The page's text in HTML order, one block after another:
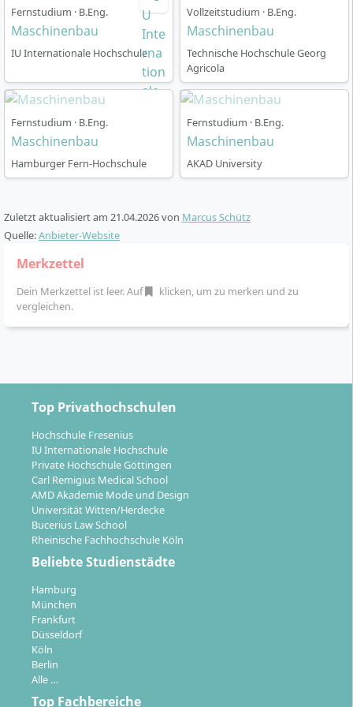
Studium „Campus+“ organisiert. Du lernst abends und
samstags an Präsenzterminen am Hochschulzentrum
sowie in ausgewählten Modulen per digitaler Live-
Vorlesung. Vor jedem Semester entscheidest du
flexibel, ob du weitere Module digital belegen oder
sogar komplett virtuell studieren möchtest.
Regelstudienzeit:
7 Semester (3,5 Jahre), 180
Semesterbeginn:Im März (Sommersemester) und
Lehrzeiten:
Vorlesungen am Abend (werktags)
und/oder samstags, geeignet zur Vereinbarkeit
Optionale Zusatzangebote:
Blockseminare während der Semesterferien,
Spezialisierungen, kostenfreie SmartStart-Module
vor dem 1. Semester.
steht im Mittelpunkt.
Digitale und internationale Elemente:
an Summer Academies internationaler
Partnerhochschulen möglich, Leistungen sind
anrechenbar.
Das Konzept des Studiums ist auf maximale Flexibilität
für Berufstätige ausgelegt. Studiendauer und -umfang
können durch Anrechnung bereits erworbener
Qualifikationen verkürzt werden.
Welche beruflichen Perspektiven eröffnet der
Abschluss?
Fernstudium · B.Eng.
Maschinenbau
IU Internationale Hochschule
Vollzeitstudium · B.Eng.
Maschinenbau
Technische Hochschule Georg
Agricola
Fernstudium · B.Eng.
Maschinenbau
Hamburger Fern-Hochschule
Fernstudium · B.Eng.
Maschinenbau
AKAD University
Zuletzt aktualisiert am 21.04.2026von Marcus Schütz
Quelle:Anbieter-Website
Merkzettel
Dein Merkzettel ist leer. Auf
klicken, um zu merken und zu
vergleichen.
Top Privathochschulen
Hochschule Fresenius
IU Internationale Hochschule
Private Hochschule Göttingen
Carl Remigius Medical School
AMD Akademie Mode und Design
Universität Witten/Herdecke
Bucerius Law School
Rheinische Fachhochschule Köln
Beliebte Studienstädte
Hamburg
München
Frankfurt
Düsseldorf
Köln
Berlin
Alle …
Top Fachbereiche